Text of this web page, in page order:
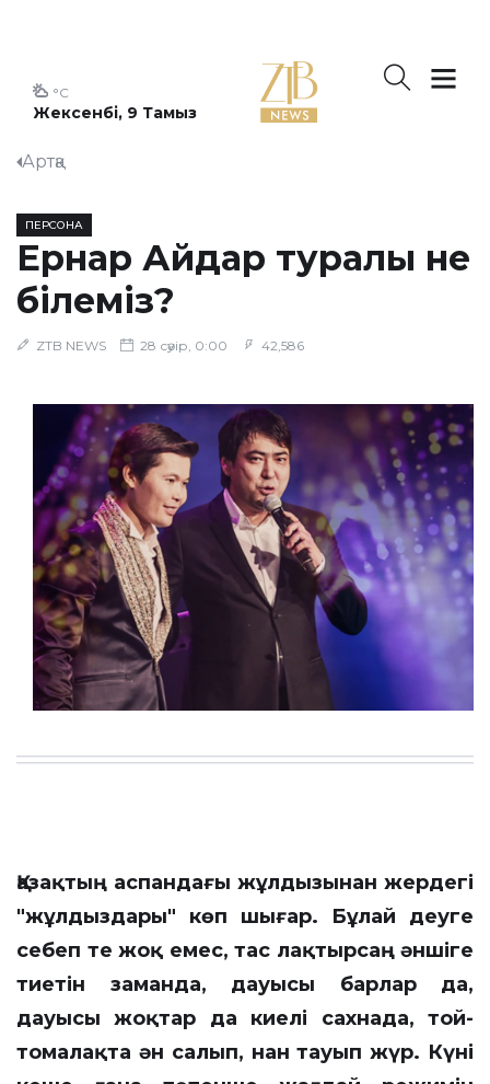
Жексенбі, 9 Тамыз
°C
Артқа
ПЕРСОНА
Ернар Айдар туралы не
білеміз?
ZTB NEWS 28 сәуір, 0:00 42,586
Қазақтың аспандағы жұлдызынан жердегі
"жұлдыздары" көп шығар. Бұлай деуге
себеп те жоқ емес, тас лақтырсаң әншіге
тиетін заманда, дауысы барлар да,
дауысы жоқтар да киелі сахнада, той-
томалақта ән салып, нан тауып жүр. Күні